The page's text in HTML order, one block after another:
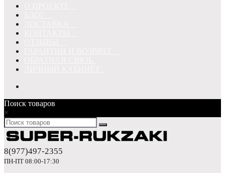
Поиск товаров
×
8(977)497-2355
ПН-ПТ 08:00-17:30